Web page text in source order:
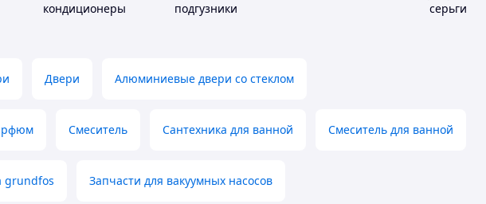
кондиционеры
подгузники
серьги
Двери Алюминиевые двери со стеклом
Смеситель Сантехника для ванной Смеситель для ванной
grundfos Запчасти для вакуумных насосов